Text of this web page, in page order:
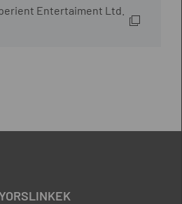
Entertaiment Ltd.